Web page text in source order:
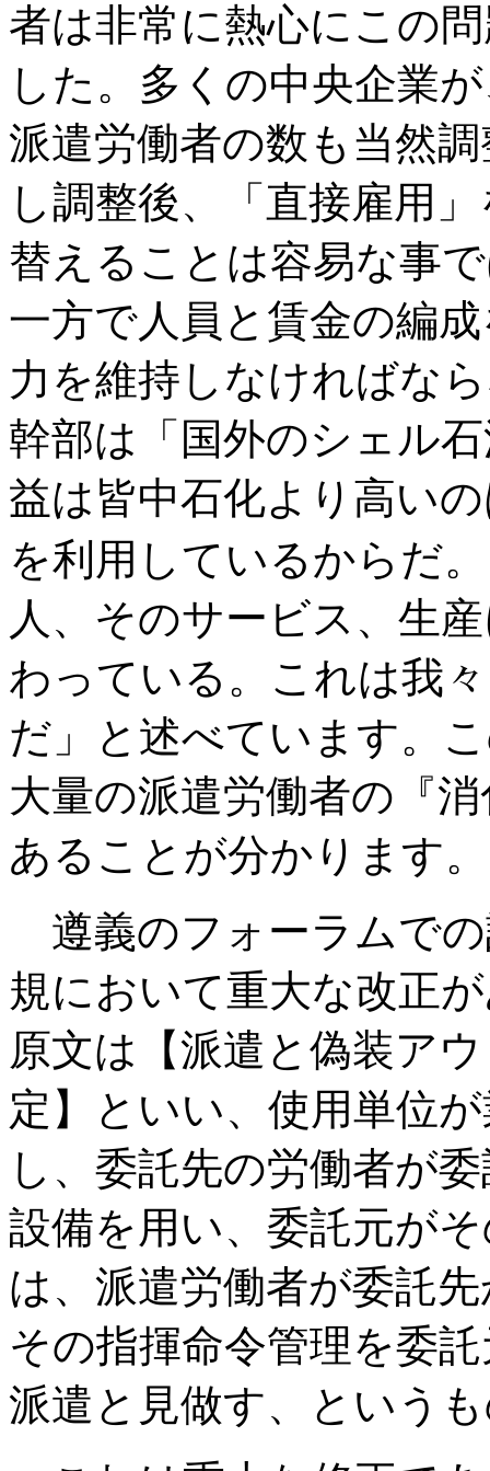
者は非常に熱心にこの
した。多くの中央企業
派遣労働者の数も当然
し調整後、「直接雇用
替えることは容易な事
一方で人員と賃金の編
力を維持しなければな
幹部は「国外のシェル
益は皆中石化より高い
を利用しているからだ
人、そのサービス、生
わっている。これは我
だ」と述べています。
大量の派遣労働者の『
あることが分かります。
遵義のフォーラムで
規において重大な改正
原文は【派遣と偽装ア
定】といい、使用単位
し、委託先の労働者が
設備を用い、委託元が
は、派遣労働者が委託
その指揮命令管理を委
派遣と見做す、という